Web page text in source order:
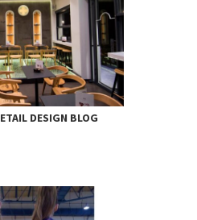
DESIGN BLOG